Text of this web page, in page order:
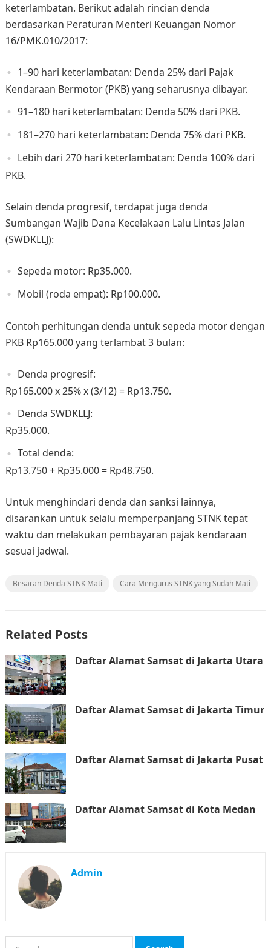
keterlambatan. Berikut adalah rincian denda
berdasarkan Peraturan Menteri Keuangan Nomor
16/PMK.010/2017:
1–90 hari keterlambatan: Denda 25% dari Pajak
Kendaraan Bermotor (PKB) yang seharusnya dibayar.
91–180 hari keterlambatan: Denda 50% dari PKB.
181–270 hari keterlambatan: Denda 75% dari PKB.
Lebih dari 270 hari keterlambatan: Denda 100% dari
PKB.
Selain denda progresif, terdapat juga denda
Sumbangan Wajib Dana Kecelakaan Lalu Lintas Jalan
(SWDKLLJ):
Sepeda motor: Rp35.000.
Mobil (roda empat): Rp100.000.
Contoh perhitungan denda untuk sepeda motor dengan
PKB Rp165.000 yang terlambat 3 bulan:
Denda progresif:
Rp165.000 x 25% x (3/12) = Rp13.750.
Denda SWDKLLJ:
Rp35.000.
Total denda:
Rp13.750 + Rp35.000 = Rp48.750.
Untuk menghindari denda dan sanksi lainnya,
disarankan untuk selalu memperpanjang STNK tepat
waktu dan melakukan pembayaran pajak kendaraan
sesuai jadwal.
Besaran Denda STNK Mati Cara Mengurus STNK yang Sudah Mati
Related Posts
Daftar Alamat Samsat di Jakarta Utara
Daftar Alamat Samsat di Jakarta Timur
Daftar Alamat Samsat di Jakarta Pusat
Daftar Alamat Samsat di Kota Medan
Admin
Search